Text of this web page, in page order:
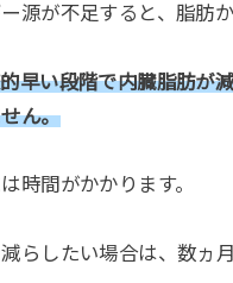
源が不足すると、脂肪
早い段階で内臓脂肪が
ん。
時間がかかります。
らしたい場合は、数ヵ